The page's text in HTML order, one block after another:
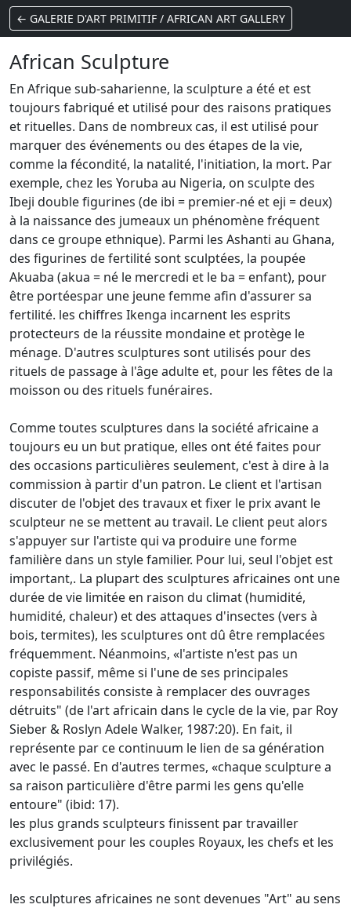
← GALERIE D'ART PRIMITIF / AFRICAN ART GALLERY
African Sculpture
En Afrique sub-saharienne, la sculpture a été et est
toujours fabriqué et utilisé pour des raisons pratiques
et rituelles. Dans de nombreux cas, il est utilisé pour
marquer des événements ou des étapes de la vie,
comme la fécondité, la natalité, l'initiation, la mort. Par
exemple, chez les Yoruba au Nigeria, on sculpte des
Ibeji double figurines (de ibi = premier-né et eji = deux)
à la naissance des jumeaux un phénomène fréquent
dans ce groupe ethnique). Parmi les Ashanti au Ghana,
des figurines de fertilité sont sculptées, la poupée
Akuaba (akua = né le mercredi et le ba = enfant), pour
être portéespar une jeune femme afin d'assurer sa
fertilité. les chiffres Ikenga incarnent les esprits
protecteurs de la réussite mondaine et protège le
ménage. D'autres sculptures sont utilisés pour des
rituels de passage à l'âge adulte et, pour les fêtes de la
moisson ou des rituels funéraires.
Comme toutes sculptures dans la société africaine a
toujours eu un but pratique, elles ont été faites pour
des occasions particulières seulement, c'est à dire à la
commission à partir d'un patron. Le client et l'artisan
discuter de l'objet des travaux et fixer le prix avant le
sculpteur ne se mettent au travail. Le client peut alors
s'appuyer sur l'artiste qui va produire une forme
familière dans un style familier. Pour lui, seul l'objet est
important,. La plupart des sculptures africaines ont une
durée de vie limitée en raison du climat (humidité,
humidité, chaleur) et des attaques d'insectes (vers à
bois, termites), les sculptures ont dû être remplacées
fréquemment. Néanmoins, «l'artiste n'est pas un
copiste passif, même si l'une de ses principales
responsabilités consiste à remplacer des ouvrages
détruits" (de l'art africain dans le cycle de la vie, par Roy
Sieber & Roslyn Adele Walker, 1987:20). En fait, il
représente par ce continuum le lien de sa génération
avec le passé. En d'autres termes, «chaque sculpture a
sa raison particulière d'être parmi les gens qu'elle
entoure" (ibid: 17).
les plus grands sculpteurs finissent par travailler
exclusivement pour les couples Royaux, les chefs et les
privilégiés.
les sculptures africaines ne sont devenues "Art" au sens